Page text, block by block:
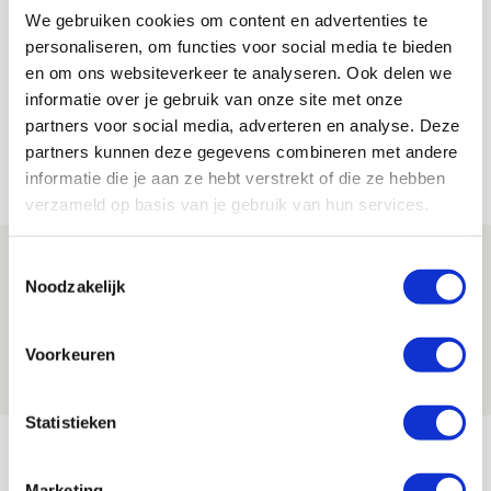
We gebruiken cookies om content en advertenties te
personaliseren, om functies voor social media te bieden
en om ons websiteverkeer te analyseren. Ook delen we
informatie over je gebruik van onze site met onze
partners voor social media, adverteren en analyse. Deze
partners kunnen deze gegevens combineren met andere
informatie die je aan ze hebt verstrekt of die ze hebben
verzameld op basis van je gebruik van hun services.
Noodzakelijk
Voorkeuren
Statistieken
De Redactie
Bekijk alle berichten van De Redactie
Net binnen //
spreekt over Godts, Baas en
07 AUGUSTUS 2026 - 14:13
Europees treffen met Shelbourne